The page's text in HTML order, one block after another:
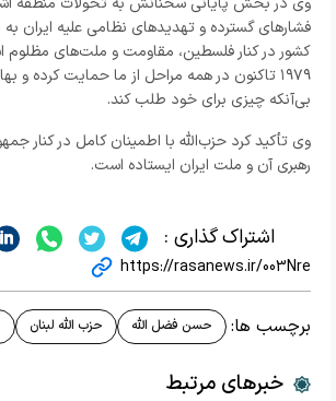
فشارهای گسترده و تهدیدهای نظامی علیه ایران
کشور در کنار فلسطین، مقاومت و ملت‌های مظلوم
۱۹۷۹ تاکنون در همه مراحل از ما حمایت کرده و
بی‌آنکه چیزی برای خود طلب کند.
وی تأکید کرد حزب‌الله با اطمینان کامل در کنار
رهبری آن و ملت ایران ایستاده است.
اشتراک گذاری :
https://rasanews.ir/003Nre
برچسب ها: حسن فضل الله حزب الله لبنان
خبرهای مرتبط